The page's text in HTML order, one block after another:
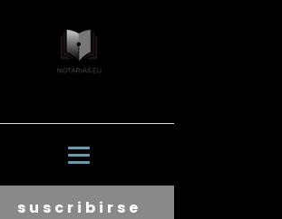
suscribirse